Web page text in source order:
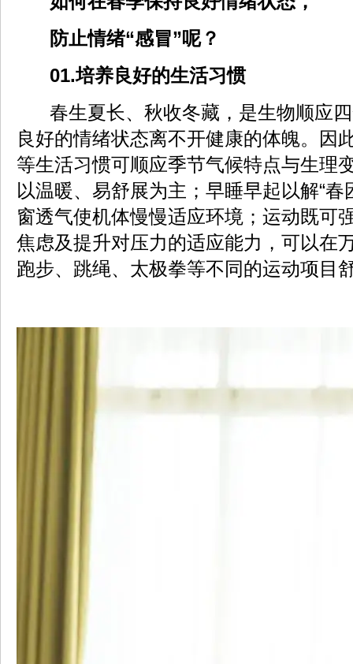
防止情绪“感冒”呢？
01.培养良好的生活习惯
春生夏长、秋收冬藏，是生物顺应
良好的情绪状态离不开健康的体魄。因
等生活习惯可顺应季节气候特点与生理
以温暖、易舒展为主；早睡早起以解“春
窗透气使机体慢慢适应环境；运动既可
焦虑及提升对压力的适应能力，可以在
跑步、跳绳、太极拳等不同的运动项目